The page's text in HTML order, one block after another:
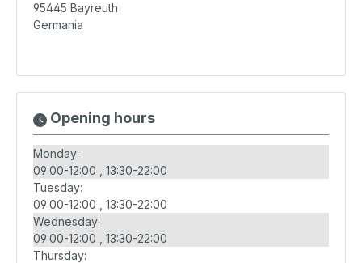
95445 Bayreuth
Germania
Opening hours
Monday:
09:00-12:00
13:30-22:00
Tuesday:
09:00-12:00
13:30-22:00
Wednesday:
09:00-12:00
13:30-22:00
Thursday: